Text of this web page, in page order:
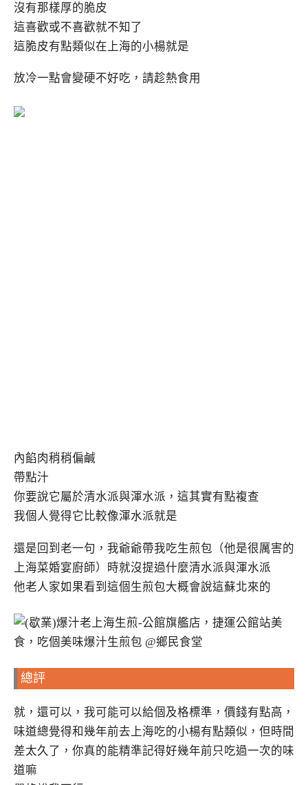
沒有那樣厚的脆皮
這喜歡或不喜歡就不知了
這脆皮有點類似在上海的小楊就是
放冷一點會變硬不好吃，請趁熱食用
內餡肉稍稍偏鹹
帶點汁
你要說它屬於清水派與渾水派，這其實有點複查
我個人覺得它比較像渾水派就是
還是回到老一句，我爺爺帶我吃生煎包（他是很厲害的
上海菜婚宴廚師）時就沒提過什麼清水派與渾水派
他老人家如果看到這個生煎包大概會說這蘇北來的
總評
就，還可以，我可能可以給個及格標準，價錢有點高，
味道總覺得和幾年前去上海吃的小楊有點類似，但時間
差太久了，你真的能精準記得好幾年前只吃過一次的味
道嘛